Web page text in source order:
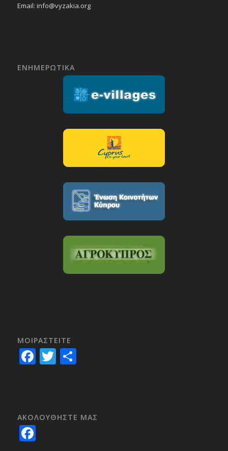
Email: info@vyzakia.org
ΕΝΗΜΕΡΩΤΙΚΑ
ΜΟΙΡΑΣTEITE
Facebook
Twitter
Share
ΑΚΟΛΟΥΘΗΣΤΕ ΜΑΣ
Facebook